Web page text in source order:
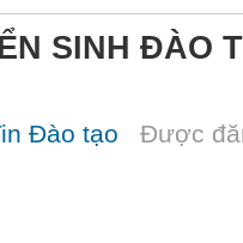
SINH ĐÀO
Đào tạo Được